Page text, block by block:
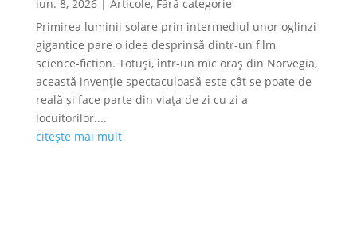
iun. 8, 2026| Articole, Fără categorie
Primirea luminii solare prin intermediul unor oglinzi
gigantice pare o idee desprinsă dintr-un film
science-fiction. Totuși, într-un mic oraș din Norvegia,
această invenție spectaculoasă este cât se poate de
reală și face parte din viața de zi cu zi a
locuitorilor....
citește mai mult